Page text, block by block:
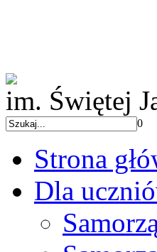
im. Świętej
0
Strona
Dla